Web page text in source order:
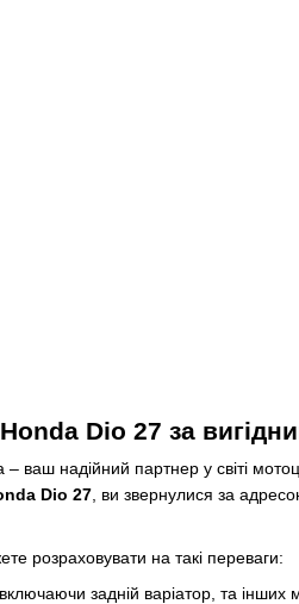
Dio 27 за
надійний партнер у світі
Dio 27 , ви звернулися за
розраховувати на такі переваги:
задній варіатор, та інших